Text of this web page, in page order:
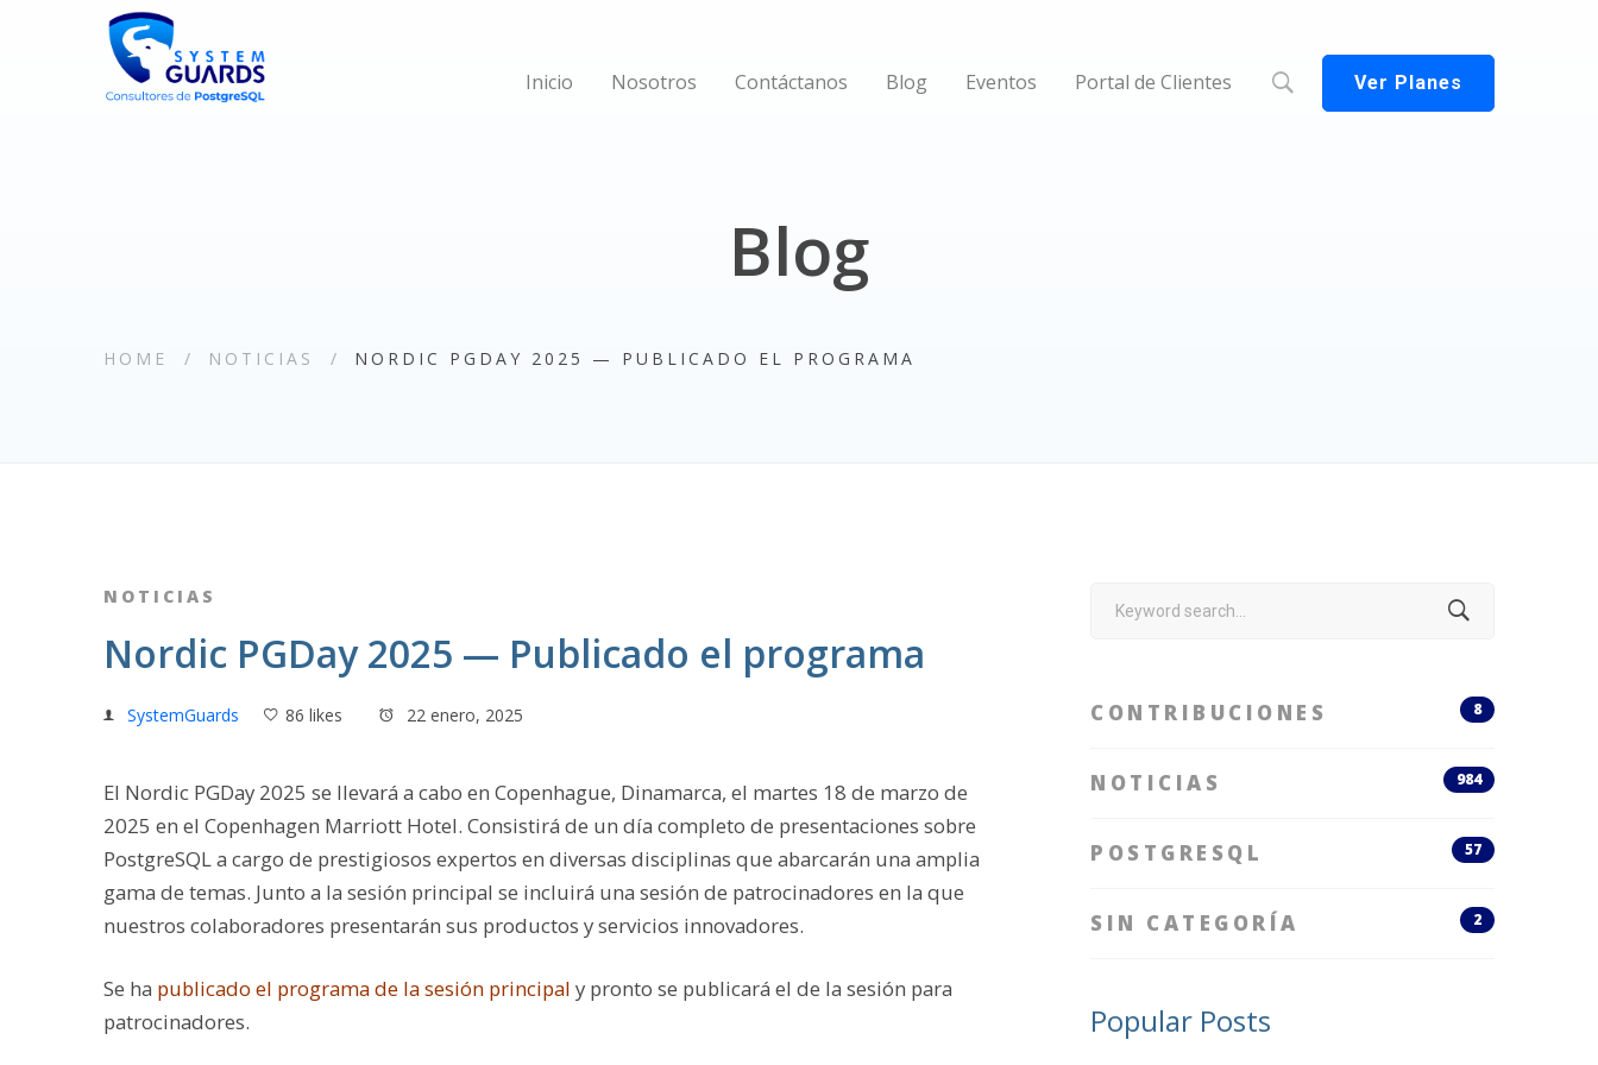
Inicio Nosotros Contáctanos Blog Eventos Portal de Clientes Ver Planes
Blog
HOME NOTICIAS NORDIC PGDAY 2025 — PUBLICADO EL PROGRAMA
NOTICIAS
Nordic PGDay 2025 — Publicado el programa
SystemGuards 86 likes 22 enero, 2025
El Nordic PGDay 2025 se llevará a cabo en Copenhague, Dinamarca, el martes 18 de marzo de
2025 en el Copenhagen Marriott Hotel. Consistirá de un día completo de presentaciones sobre
PostgreSQL a cargo de prestigiosos expertos en diversas disciplinas que abarcarán una amplia
gama de temas. Junto a la sesión principal se incluirá una sesión de patrocinadores en la que
nuestros colaboradores presentarán sus productos y servicios innovadores.
Se ha publicado el programa de la sesión principal y pronto se publicará el de la sesión para
patrocinadores.
Search
CONTRIBUCIONES 8
NOTICIAS 984
POSTGRESQL 57
SIN CATEGORÍA 2
Popular Posts